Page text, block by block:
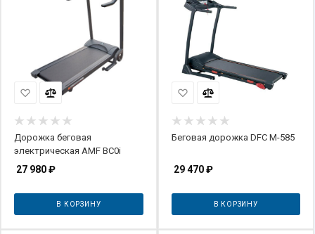
Дорожка беговая
электрическая AMF BC0i
27 980₽
В КОРЗИНУ
Беговая дорожка DFC M-585
29 470₽
В КОРЗИНУ